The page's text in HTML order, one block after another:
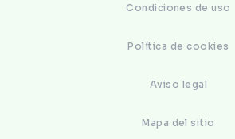
Condiciones de uso
Política de cookies
Aviso legal
Mapa del sitio